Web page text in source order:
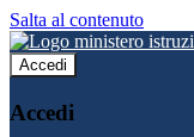
Salta al contenuto
Accedi
Accedi